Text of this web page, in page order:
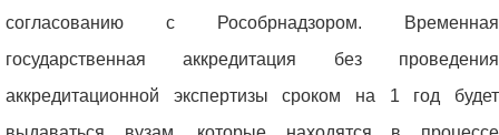
согласованию с Рособрнадзором. Временная
государственная аккредитация без проведения
аккредитационной экспертизы сроком на 1 год будет